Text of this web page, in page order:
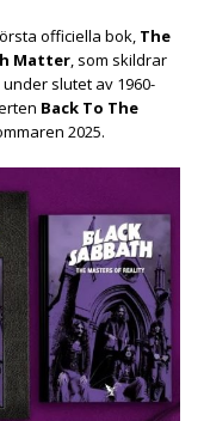
officiella bok, The
Matter, som skildrar
slutet av 1960-
Back To The
2025.